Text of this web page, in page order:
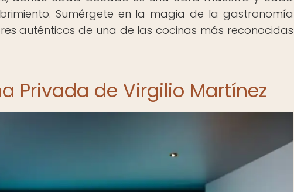
Sumérgete en la magia de la gastronomía
auténticos de una de las cocinas más reconocidas
Privada de Virgilio Martínez